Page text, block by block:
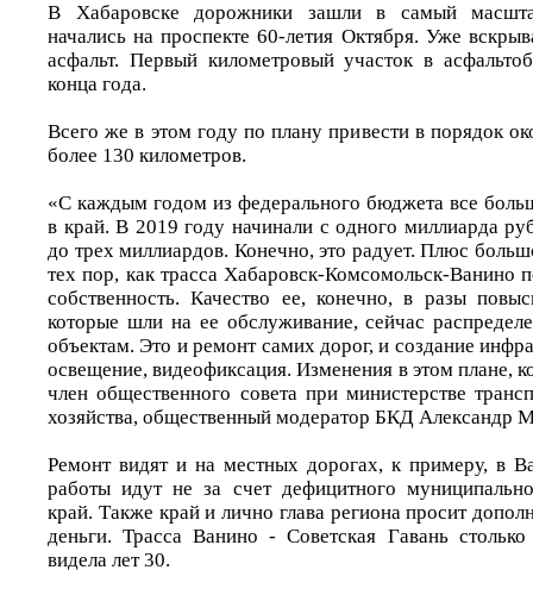
В Хабаровске дорожники зашли в самый
начались на проспекте 60-летия Октября. Уже
асфальт. Первый километровый участок в
конца года.
Всего же в этом году по плану привести в порядок
более 130 километров.
«С каждым годом из федерального бюджета все
в край. В 2019 году начинали с одного миллиарда
до трех миллиардов. Конечно, это радует. Плюс
тех пор, как трасса Хабаровск-Комсомольск-Ванино
собственность. Качество ее, конечно, в разы
которые шли на ее обслуживание, сейчас
объектам. Это и ремонт самих дорог, и создание
освещение, видеофиксация. Изменения в этом плане,
член общественного совета при министерстве
хозяйства, общественный модератор БКД Александр
Ремонт видят и на местных дорогах, к примеру, в
работы идут не за счет дефицитного
край. Также край и лично глава региона просит
деньги. Трасса Ванино - Советская Гавань
видела лет 30.